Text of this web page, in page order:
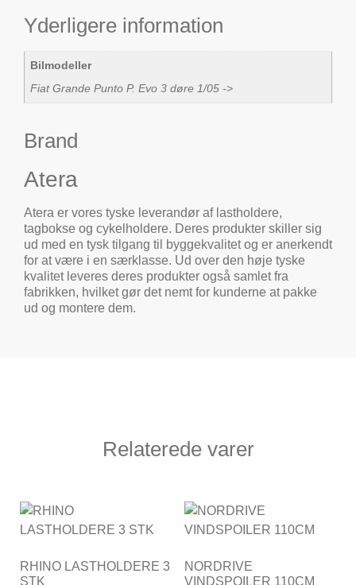
Yderligere information
Bilmodeller
Fiat Grande Punto P. Evo 3 døre 1/05 ->
Brand
Atera
Atera er vores tyske leverandør af lastholdere,
tagbokse og cykelholdere. Deres produkter skiller sig
ud med en tysk tilgang til byggekvalitet og er anerkendt
for at være i en særklasse. Ud over den høje tyske
kvalitet leveres deres produkter også samlet fra
fabrikken, hvilket gør det nemt for kunderne at pakke
ud og montere dem.
Relaterede varer
RHINO LASTHOLDERE 3
STK
NORDRIVE
VINDSPOILER 110CM